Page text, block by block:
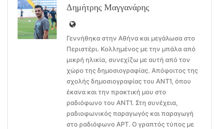
Δημήτρης Μαγγανάρης
Γεννήθηκα στην Αθήνα και μεγάλωσα στο
Περιστέρι. Κολλημένος με την μπάλα από
μικρή ηλικία, συνεχίζω με αυτή από τον
χώρο της δημοσιογραφίας. Απόφοιτος της
σχολής δημοσιογραφίας του ΑΝΤ1, όπου
έκανα και την πρακτική μου στο
ραδιόφωνο του ΑΝΤ1. Στη συνέχεια,
ραδιοφωνικός παραγωγός και παραγωγή
στο ραδιόφωνο ΑΡΤ. Ο γραπτός τύπος με